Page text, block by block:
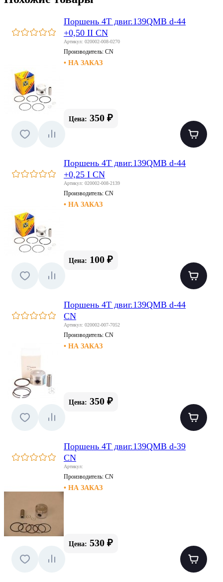
Поршень 4T двиг.139QMB d-44
+0,50 II CN
Артикул: 020002-008-0270
Производитель: CN
• НА ЗАКАЗ
Цена: 350 ₽
Поршень 4T двиг.139QMB d-44
+0,25 I CN
Артикул: 020002-008-2139
Производитель: CN
• НА ЗАКАЗ
Цена: 100 ₽
Поршень 4T двиг.139QMB d-44
CN
Артикул: 020002-007-7052
Производитель: CN
• НА ЗАКАЗ
Цена: 350 ₽
Поршень 4T двиг.139QMB d-39
CN
Артикул:
Производитель: CN
• НА ЗАКАЗ
Цена: 530 ₽